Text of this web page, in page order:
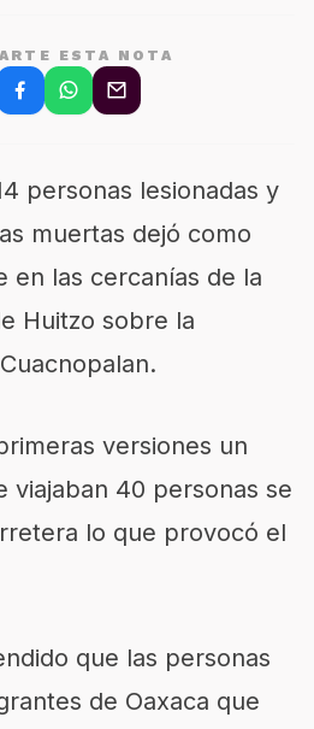
ESTA NOTA
personas lesionadas y
muertas dejó como
en las cercanías de la
Huitzo sobre la
versiones un
viajaban 40 personas se
lo que provocó el
que las personas
de Oaxaca que